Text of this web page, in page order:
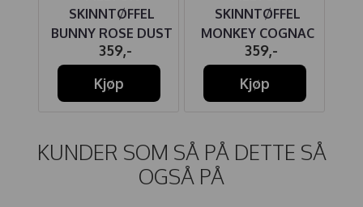
SKINNTØFFEL
BUNNY ROSE DUST
359,-
Kjøp
SKINNTØFFEL
MONKEY COGNAC
359,-
Kjøp
KUNDER SOM SÅ PÅ DETTE SÅ
OGSÅ PÅ